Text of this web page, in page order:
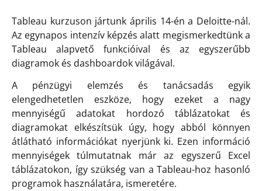
Tableau kurzuson jártunk április 14-én a Deloitte-nál.
Az egynapos intenzív képzés alatt megismerkedtünk a
Tableau alapvető funkcióival és az egyszerűbb
diagramok és dashboardok világával.
A pénzügyi elemzés és tanácsadás egyik
elengedhetetlen eszköze, hogy ezeket a nagy
mennyiségű adatokat hordozó táblázatokat és
diagramokat elkészítsük úgy, hogy abból könnyen
átlátható információkat nyerjünk ki. Ezen információ
mennyiségek túlmutatnak már az egyszerű Excel
táblázatokon, így szükség van a Tableau-hoz hasonló
programok használatára, ismeretére.